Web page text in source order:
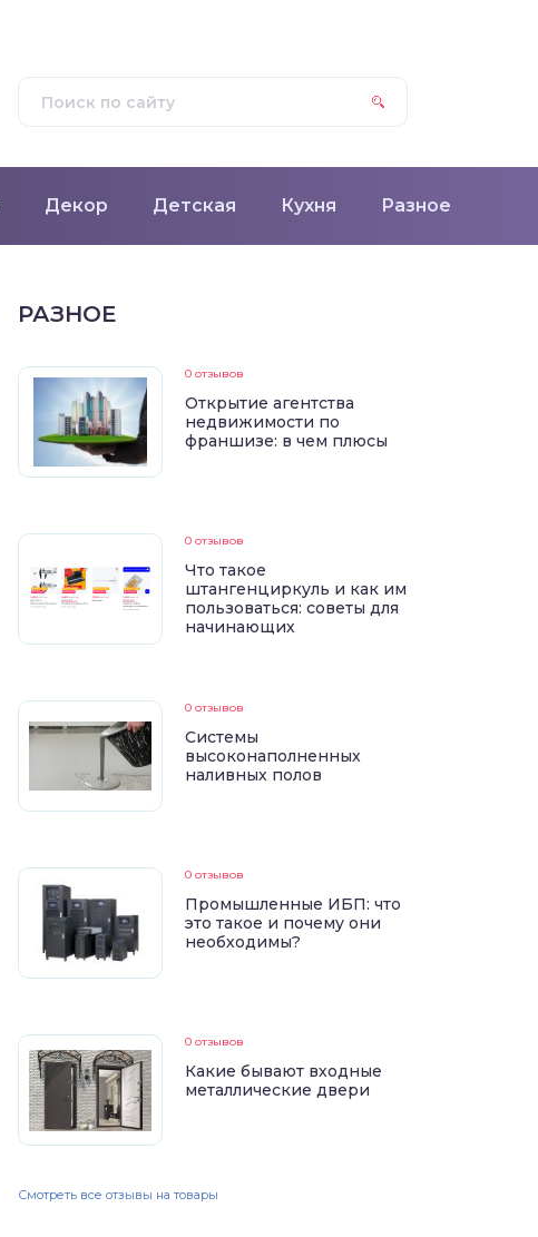
Декор Детская Кухня Разное
РАЗНОЕ
0 отзывов
Открытие агентства
недвижимости по
франшизе: в чем плюсы
0 отзывов
Что такое
штангенциркуль и как им
пользоваться: советы для
начинающих
0 отзывов
Системы
высоконаполненных
наливных полов
0 отзывов
Промышленные ИБП: что
это такое и почему они
необходимы?
0 отзывов
Какие бывают входные
металлические двери
Смотреть все отзывы на товары